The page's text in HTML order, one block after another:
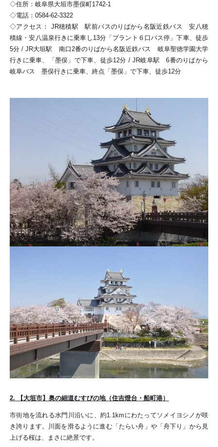
◇住所：岐阜県大垣市墨俣町1742-1
◇電話：0584-62-3322
◇アクセス： JR穂積駅 駅前バスのりばから名阪近鉄バス 安八穂
積線・安八温泉行きに乗車し13分「プラント６口バス停」下車、徒歩
5分 / JR大垣駅 南口2番のりばから名阪近鉄バス 岐阜聖徳学園大学
行きに乗車、「墨俣」で下車、徒歩12分 / JR岐阜駅 6番のりばから
岐阜バス 墨俣行きに乗車、終点「墨俣」で下車、徒歩12分
2. 【大垣市】奥の細道むすびの地（住吉燈台・船町港）
市街地を流れる水門川沿いに、約1.1kmにわたってソメイヨシノが咲
き誇ります。川面を滑るように進む「たらい舟」や「舟下り」から見
上げる桜は、まさに絶景です。